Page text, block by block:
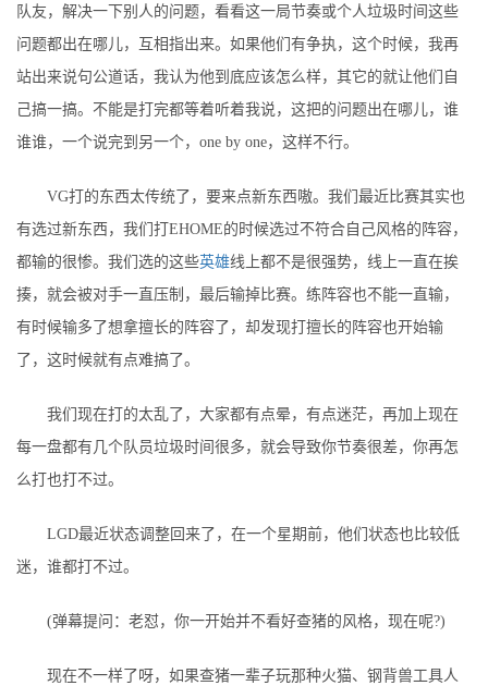
队友，解决一下别人的问题，看看这一局节奏或个人垃圾时间这些
问题都出在哪儿，互相指出来。如果他们有争执，这个时候，我再
站出来说句公道话，我认为他到底应该怎么样，其它的就让他们自
己搞一搞。不能是打完都等着听着我说，这把的问题出在哪儿，谁
谁谁，一个说完到另一个，one by one，这样不行。
VG打的东西太传统了，要来点新东西嗷。我们最近比赛其实也
有选过新东西，我们打EHOME的时候选过不符合自己风格的阵容，
都输的很惨。我们选的这些英雄线上都不是很强势，线上一直在挨
揍，就会被对手一直压制，最后输掉比赛。练阵容也不能一直输，
有时候输多了想拿擅长的阵容了，却发现打擅长的阵容也开始输
了，这时候就有点难搞了。
我们现在打的太乱了，大家都有点晕，有点迷茫，再加上现在
每一盘都有几个队员垃圾时间很多，就会导致你节奏很差，你再怎
么打也打不过。
LGD最近状态调整回来了，在一个星期前，他们状态也比较低
迷，谁都打不过。
(弹幕提问：老怼，你一开始并不看好查猪的风格，现在呢?)
现在不一样了呀，如果查猪一辈子玩那种火猫、钢背兽工具人